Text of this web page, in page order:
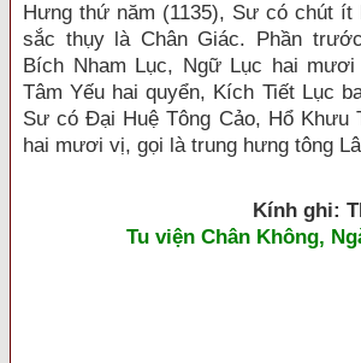
Hưng thứ năm (1135), Sư có chút ít
sắc thụy là Chân Giác. Phần
Bích Nham Lục, Ngữ Lục hai mươi
Tâm Yếu hai quyển, Kích Tiết Lục
Sư có Đại Huệ Tông Cảo, Hổ Khưu
hai mươi vị, gọi là trung hưng tông
Kính ghi:
Tu viện Chân Không,